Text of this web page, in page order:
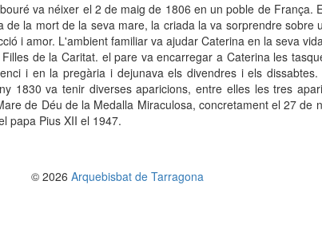
va néixer el 2 de maig de 1806 en un poble de França.
de la mort de la seva mare, la criada la va sorprendre
i amor. L'ambient familiar va ajudar Caterina en la seva
de la Caritat. el pare va encarregar a Caterina les
i en la pregària i dejunava els divendres i els
1830 va tenir diverses aparicions, entre elles les tres
de Déu de la Medalla Miraculosa, concretament el 27
papa Pius XII el 1947.
© 2026 Arquebisbat de Tarragona